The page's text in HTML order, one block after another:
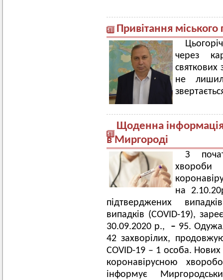
Привітання
через
святкових
не
Щоденна інформація
в Миргороді
З
на
підтверджених
випадків (COVID-19),
30.09.2020 р., – 95.
42 захворілих,
COVID-19 – 1 особа.
коронавірусною
інформує